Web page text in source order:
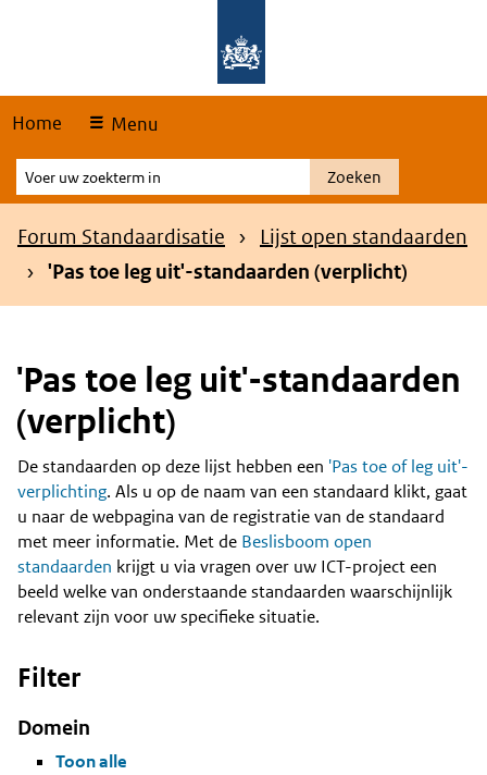
Home Menu
Voer
uw
zoekterm
Zoeken
Kruimelpad
Forum Standaardisatie
Lijst open standaarden
'Pas toe leg uit'-standaarden (verplicht)
'Pas toe leg uit'-standaarden
(verplicht)
Content
De standaarden op deze lijst hebben een 'Pas toe of leg uit'-
verplichting. Als u op de naam van een standaard klikt, gaat
u naar de webpagina van de registratie van de standaard
met meer informatie. Met de Beslisboom open
standaarden krijgt u via vragen over uw ICT-project een
beeld welke van onderstaande standaarden waarschijnlijk
relevant zijn voor uw specifieke situatie.
Filter
Domein
Toon alle